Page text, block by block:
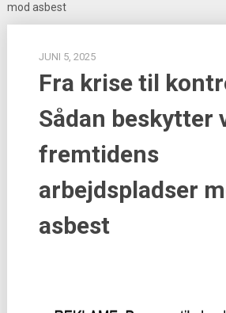
mod asbest
JUNI 5, 2025
Fra krise til
Sådan beskytter
fremtidens
arbejdspladser
asbest